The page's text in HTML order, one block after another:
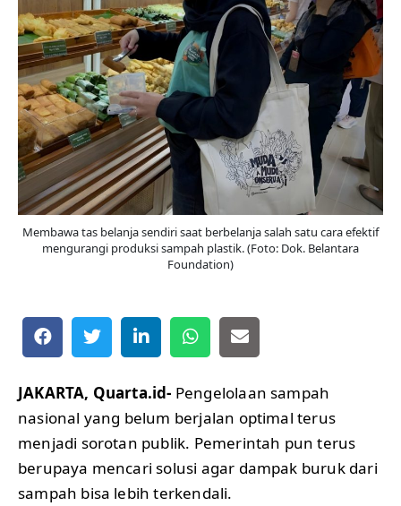
Membawa tas belanja sendiri saat berbelanja salah satu cara efektif
mengurangi produksi sampah plastik. (Foto: Dok. Belantara
Foundation)
JAKARTA, Quarta.id- Pengelolaan sampah
nasional yang belum berjalan optimal terus
menjadi sorotan publik. Pemerintah pun terus
berupaya mencari solusi agar dampak buruk dari
sampah bisa lebih terkendali.